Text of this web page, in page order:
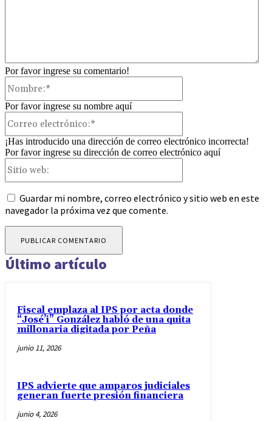
Por favor ingrese su comentario!
Por favor ingrese su nombre aquí
¡Has introducido una dirección de correo electrónico incorrecta!
Por favor ingrese su dirección de correo electrónico aquí
Guardar mi nombre, correo electrónico y sitio web en este
navegador la próxima vez que comente.
Último artículo
Fiscal emplaza al IPS por acta donde
“José’i” González habló de una quita
millonaria digitada por Peña
junio 11, 2026
IPS advierte que amparos judiciales
generan fuerte presión financiera
junio 4, 2026